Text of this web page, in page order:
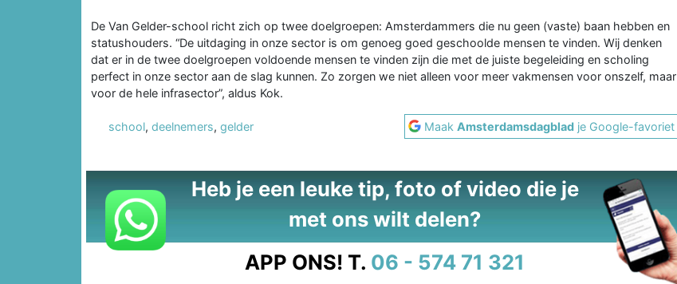
De Van Gelder-school richt zich op twee doelgroepen: Amsterdammers die nu geen (vaste) baan hebben en
statushouders. “De uitdaging in onze sector is om genoeg goed geschoolde mensen te vinden. Wij denken
dat er in de twee doelgroepen voldoende mensen te vinden zijn die met de juiste begeleiding en scholing
perfect in onze sector aan de slag kunnen. Zo zorgen we niet alleen voor meer vakmensen voor onszelf, maar
voor de hele infrasector”, aldus Kok.
school, deelnemers, gelder MaakAmsterdamsdagblad je Google-favoriet
Heb je een leuke tip, foto of video die je
met ons wilt delen?
APP ONS! T. 06 - 574 71 321